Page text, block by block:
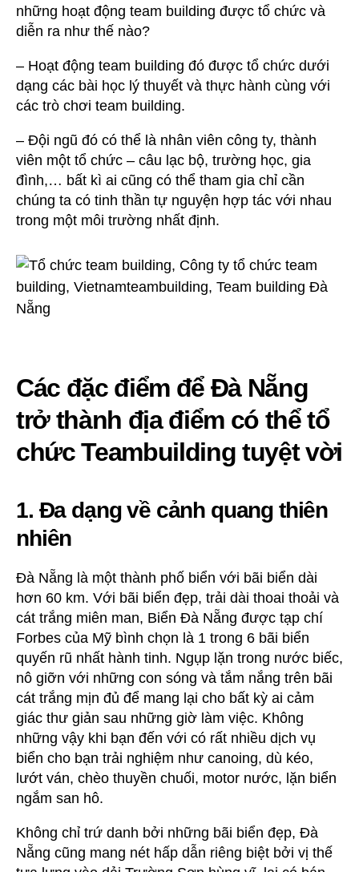
những hoạt động team building được tổ chức và
diễn ra như thế nào?
– Hoạt động team building đó được tổ chức dưới
dạng các bài học lý thuyết và thực hành cùng với
các trò chơi team building.
– Đội ngũ đó có thể là nhân viên công ty, thành
viên một tổ chức – câu lạc bộ, trường học, gia
đình,… bất kì ai cũng có thể tham gia chỉ cần
chúng ta có tinh thần tự nguyện hợp tác với nhau
trong một môi trường nhất định.
Các đặc điểm để Đà Nẵng
trở thành địa điểm có thể tổ
chức Teambuilding tuyệt vời
1. Đa dạng về cảnh quang thiên
nhiên
Đà Nẵng là một thành phố biển với bãi biển dài
hơn 60 km. Với bãi biển đẹp, trải dài thoai thoải và
cát trắng miên man, Biển Đà Nẵng được tạp chí
Forbes của Mỹ bình chọn là 1 trong 6 bãi biển
quyến rũ nhất hành tinh. Ngụp lặn trong nước biếc,
nô giỡn với những con sóng và tắm nắng trên bãi
cát trắng mịn đủ để mang lại cho bất kỳ ai cảm
giác thư giản sau những giờ làm việc. Không
những vậy khi bạn đến với có rất nhiều dịch vụ
biển cho bạn trải nghiệm như canoing, dù kéo,
lướt ván, chèo thuyền chuối, motor nước, lặn biển
ngắm san hô.
Không chỉ trứ danh bởi những bãi biển đẹp, Đà
Nẵng cũng mang nét hấp dẫn riêng biệt bởi vị thế